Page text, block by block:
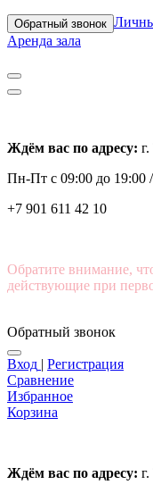
Обратный звонок
Аренда зала
Ждём вас по адресу:
Пн-Пт с 09:00 до 19:00 /
+7 901 611 42 10
Обратите внимание,
действующие при
Обратный звонок
Вход | Регистрация
Сравнение
Избранное
Корзина
Ждём вас по адресу: